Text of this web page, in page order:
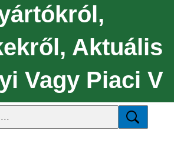
Aktuális
Vagy Piaci V